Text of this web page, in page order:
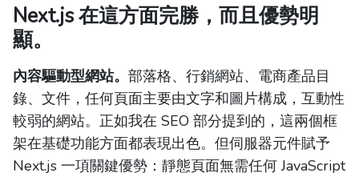
Next.js 在這方面完勝，而且優勢明
顯。
內容驅動型網站。 部落格、行銷網站、電商產品目
錄、文件，任何頁面主要由文字和圖片構成，互動性
較弱的網站。正如我在 SEO 部分提到的，這兩個框
架在基礎功能方面都表現出色。但伺服器元件賦予
Next.js 一項關鍵優勢：靜態頁面無需任何 JavaScript